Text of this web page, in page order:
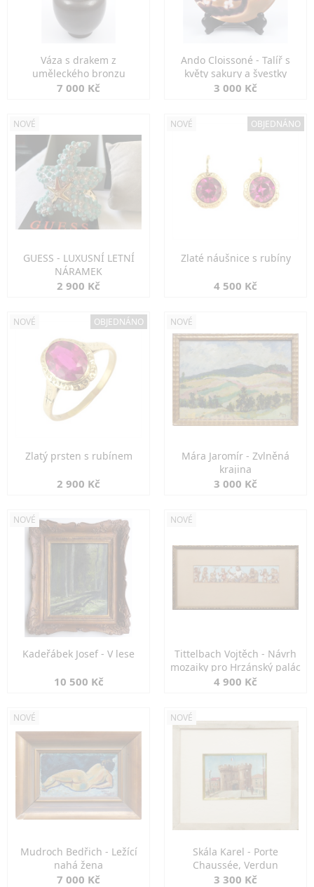
Váza s drakem z
uměleckého bronzu
7 000 Kč
Ando Cloissoné - Talíř s
květy sakury a švestky
3 000 Kč
NOVÉ
GUESS - LUXUSNÍ LETNÍ
NÁRAMEK
2 900 Kč
NOVÉ OBJEDNÁNO
Zlaté náušnice s rubíny
4 500 Kč
NOVÉ OBJEDNÁNO
Zlatý prsten s rubínem
2 900 Kč
NOVÉ
Mára Jaromír - Zvlněná
krajina
3 000 Kč
NOVÉ
Kadeřábek Josef - V lese
10 500 Kč
NOVÉ
Tittelbach Vojtěch - Návrh
mozaiky pro Hrzánský palác
4 900 Kč
NOVÉ
Mudroch Bedřich - Ležící
nahá žena
7 000 Kč
NOVÉ
Skála Karel - Porte
Chaussée, Verdun
3 300 Kč